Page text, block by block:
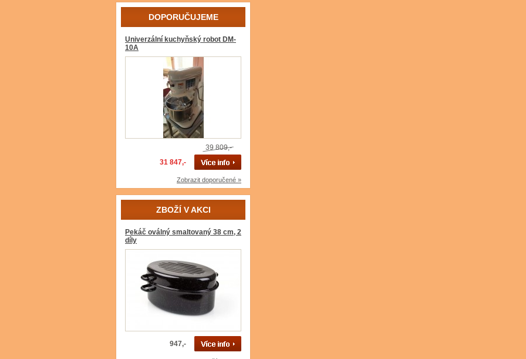
DOPORUČUJEME
Univerzální kuchyňský robot DM-
10A
39 809,-
31 847,-
Zobrazit doporučené »
ZBOŽÍ V AKCI
Pekáč oválný smaltovaný 38 cm, 2
díly
947,-